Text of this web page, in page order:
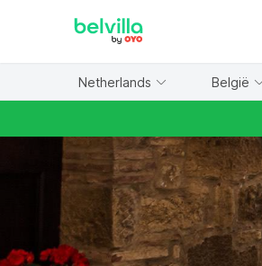
Netherlands België